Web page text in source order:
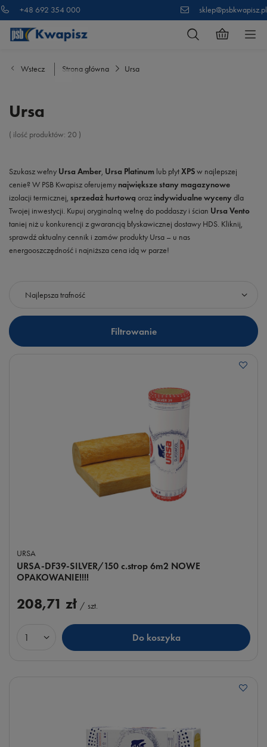
+48 692 354 000 sklep@psbkwapisz.pl
Wstecz Strona główna Ursa
Ursa
( ilość produktów: 20 )
Szukasz wełny Ursa Amber, Ursa Platinum lub płytXPSw najlepszej
cenie? W PSB Kwapisz oferujemy największe stany magazynowe
izolacji termicznej, sprzedaż hurtową oraz indywidualne wycenydla
Twojej inwestycji. Kupuj oryginalną wełnę do poddaszy i ścian Ursa Vento
taniej niż u konkurencji z gwarancją błyskawicznej dostawy HDS. Kliknij,
sprawdź aktualny cennik i zamów produkty Ursa – u nas
energooszczędność i najniższa cena idą w parze!
Zmień sortowanie
Najlepsza trafność
Filtrowanie
URSA
URSA-DF39-SILVER/150 c.strop 6m2 NOWE
OPAKOWANIE!!!!
208,71 zł / szt.
Ilość produktów Do koszyka